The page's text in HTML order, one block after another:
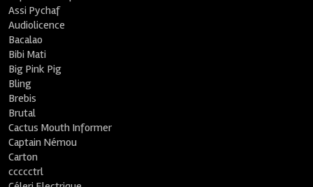
Assi Pychaf
Audiolicence
Bacalao
Bibi Mati
Big Pink Pig
Bling
Brebis
Brutal
Cactus Mouth Informer
Captain Némou
Carton
ccccctrl